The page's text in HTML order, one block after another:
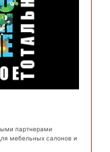
партнерами
мебельных салонов и